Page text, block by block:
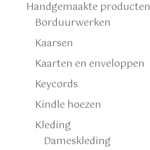
Handgemaakte producten
Borduurwerken
Kaarsen
Kaarten en enveloppen
Keycords
Kindle hoezen
Kleding
Dameskleding